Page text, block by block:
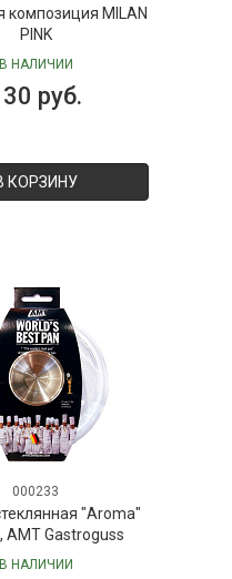
композиция MILAN
PINK
В НАЛИЧИИ
руб.
КОРЗИНУ
000233
"Aroma"
AMT Gastroguss
В НАЛИЧИИ